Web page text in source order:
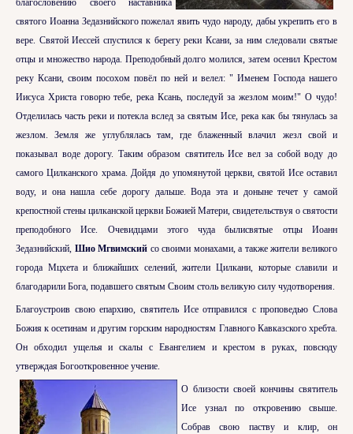
благословению своего наставника
святого Иоанна Зедазнийского пожелал явить чудо народу, дабы укрепить его в
вере. Святой Иессей спустился к берегу реки Ксани, за ним следовали святые
отцы и множество народа. Преподобный долго молился, затем осенил Крестом
реку Ксани, своим посохом повёл по ней и велел: " Именем Господа нашего
Иисуса Христа говорю тебе, река Ксань, последуй за жезлом моим!" О чудо!
Отделилась часть реки и потекла вслед за святым Исе, река как бы тянулась за
жезлом. Земля же углублялась там, где блаженный влачил жезл свой и
показывал воде дорогу. Таким образом святитель Исе вел за собой воду до
самого Цилканского храма. Дойдя до упомянутой церкви, святой Исе оставил
воду, и она нашла себе дорогу дальше. Вода эта и доныне течет у самой
крепостной стены цилканской церкви Божией Матери, свидетельствуя о святости
преподобного Исе. Очевидцами этого чуда былисвятые отцы Иоанн
Зедазнийский, Шио Мгвимский со своими монахами, а также жители великого
города Мцхета и ближайших селений, жители Цилкани, которые славили и
благодарили Бога, подавшего святым Своим столь великую силу чудотворения.
Благоустроив свою епархию, святитель Исе отправился с проповедью Слова
Божия к осетинам и другим горским народностям Главного Кавказского хребта.
Он обходил ущелья и скалы с Евангелием и крестом в руках, повсюду
утверждая Богооткровенное учение.
О близости своей кончины святитель
Исе узнал по откровению свыше.
Собрав свою паству и клир, он